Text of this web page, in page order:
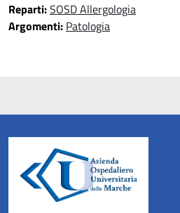
Reparti:SOSD Allergologia
Argomenti: Patologia